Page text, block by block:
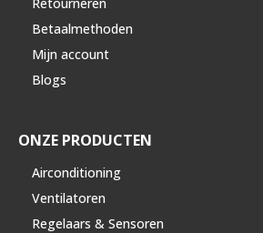
Betaalmethoden
Mijn account
Blogs
ONZE PRODUCTEN
Airconditioning
Ventilatoren
Regelaars & Sensoren